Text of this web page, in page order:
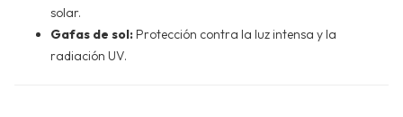
solar.
Gafas de sol: Protección contra la luz intensa y la
radiación UV.